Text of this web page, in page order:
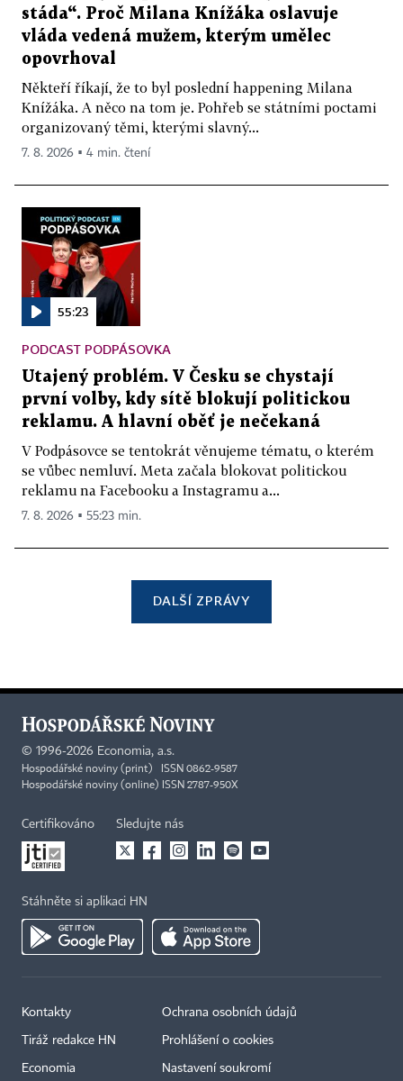
stáda“. Proč Milana Knížáka oslavuje
vláda vedená mužem, kterým umělec
opovrhoval
Někteří říkají, že to byl poslední happening Milana
Knížáka. A něco na tom je. Pohřeb se státními poctami
organizovaný těmi, kterými slavný...
7. 8. 2026 ▪ 4 min. čtení
55:23
PODCAST PODPÁSOVKA
Utajený problém. V Česku se chystají
první volby, kdy sítě blokují politickou
reklamu. A hlavní oběť je nečekaná
V Podpásovce se tentokrát věnujeme tématu, o kterém
se vůbec nemluví. Meta začala blokovat politickou
reklamu na Facebooku a Instagramu a...
7. 8. 2026 ▪ 55:23 min.
DALŠÍ ZPRÁVY
© 1996-2026 Economia, a.s.
Hospodářské noviny (print) ISSN 0862-9587
Hospodářské noviny (online) ISSN 2787-950X
Certifikováno Sledujte nás
Stáhněte si aplikaci HN
Kontakty
Tiráž redakce HN
Economia
Ochrana osobních údajů
Prohlášení o cookies
Nastavení soukromí